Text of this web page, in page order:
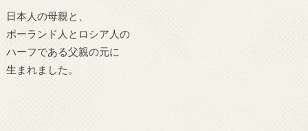
日本人の母親と、
ポーランド人とロシア人の
ハーフである父親の元に
生まれました。